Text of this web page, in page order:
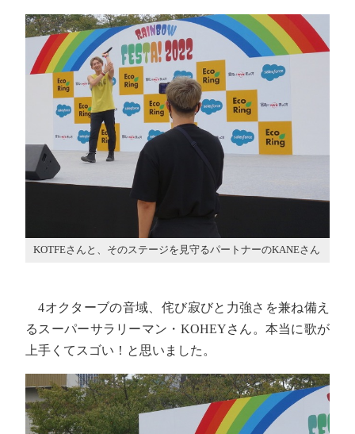
KOTFEさんと、そのステージを見守るパートナーのKANEさん
4オクターブの音域、侘び寂びと力強さを兼ね備え
るスーパーサラリーマン・KOHEYさん。本当に歌が
上手くてスゴい！と思いました。